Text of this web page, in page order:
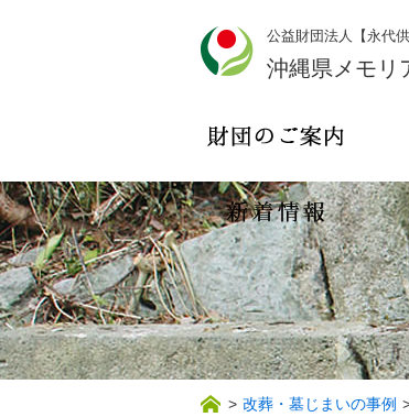
公益財団法人【永代
沖縄県メモリ
> 改葬・墓じまいの事例